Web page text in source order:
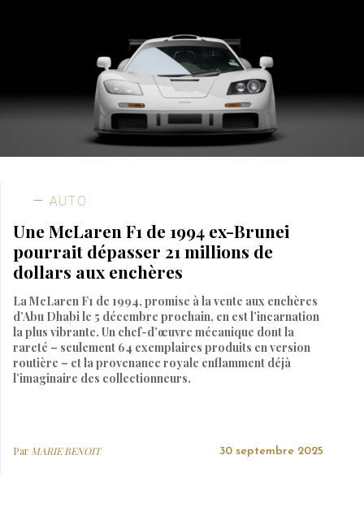
AUTO
Une McLaren F1 de 1994 ex-Brunei
pourrait dépasser 21 millions de
dollars aux enchères
La McLaren F1 de 1994, promise à la vente aux enchères
d’Abu Dhabi le 5 décembre prochain, en est l’incarnation
la plus vibrante. Un chef-d’œuvre mécanique dont la
rareté – seulement 64 exemplaires produits en version
routière – et la provenance royale enflamment déjà
l’imaginaire des collectionneurs.
ParMARIE BENOIT 30 septembre 2025